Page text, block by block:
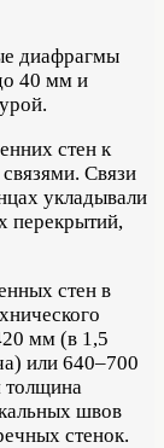
диафрагмы
40 мм и
стен к
Связи
укладывали
перекрытий,
стен в
мм (в 1,5
или 640–700
швов
стенок.